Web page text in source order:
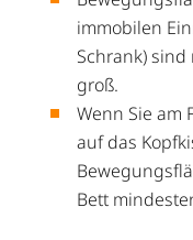
immobilen
Schrank)
groß.
Wenn Sie am
auf das
Bett